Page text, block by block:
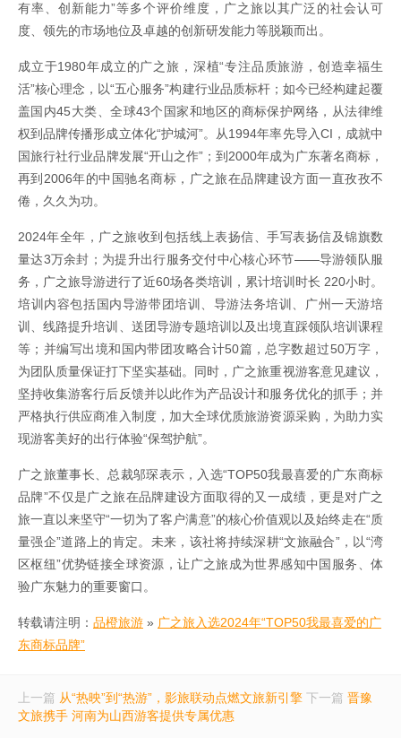
有率、创新能力”等多个评价维度，广之旅以其广泛的社会认可
度、领先的市场地位及卓越的创新研发能力等脱颖而出。
成立于1980年成立的广之旅，深植“专注品质旅游，创造幸福生
活”核心理念，以“五心服务”构建行业品质标杆；如今已经构建起覆
盖国内45大类、全球43个国家和地区的商标保护网络，从法律维
权到品牌传播形成立体化“护城河”。从1994年率先导入CI，成就中
国旅行社行业品牌发展“开山之作”；到2000年成为广东著名商标，
再到2006年的中国驰名商标，广之旅在品牌建设方面一直孜孜不
倦，久久为功。
2024年全年，广之旅收到包括线上表扬信、手写表扬信及锦旗数
量达3万余封；为提升出行服务交付中心核心环节——导游领队服
务，广之旅导游进行了近60场各类培训，累计培训时长 220小时。
培训内容包括国内导游带团培训、导游法务培训、广州一天游培
训、线路提升培训、送团导游专题培训以及出境直踩领队培训课程
等；并编写出境和国内带团攻略合计50篇，总字数超过50万字，
为团队质量保证打下坚实基础。同时，广之旅重视游客意见建议，
坚持收集游客行后反馈并以此作为产品设计和服务优化的抓手；并
严格执行供应商准入制度，加大全球优质旅游资源采购，为助力实
现游客美好的出行体验“保驾护航”。
广之旅董事长、总裁邬琛表示，入选“TOP50我最喜爱的广东商标
品牌”不仅是广之旅在品牌建设方面取得的又一成绩，更是对广之
旅一直以来坚守“一切为了客户满意”的核心价值观以及始终走在“质
量强企”道路上的肯定。未来，该社将持续深耕“文旅融合”，以“湾
区枢纽”优势链接全球资源，让广之旅成为世界感知中国服务、体
验广东魅力的重要窗口。
转载请注明： 品橙旅游 » 广之旅入选2024年“TOP50我最喜爱的广
东商标品牌”
上一篇 从“热映”到“热游”，影旅联动点燃文旅新引擎 下一篇 晋豫
文旅携手 河南为山西游客提供专属优惠